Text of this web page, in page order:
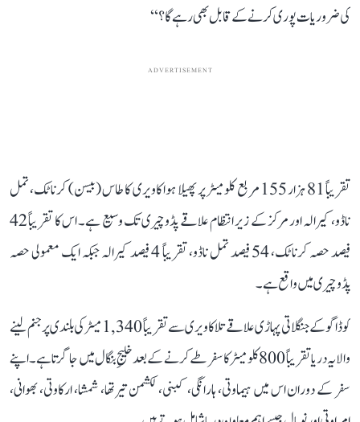
کی ضروریات پوری کرنے کے قابل بھی رہے گا؟‘‘
ADVERTISEMENT
تقریباً 81 ہزار 155 مربع کلومیٹر پر پھیلا ہوا کاویری کا طاس (بیسن) کرناٹک، تمل
ناڈو، کیرالہ اور مرکز کے زیر انتظام علاقے پڈوچیری تک وسیع ہے۔ اس کا تقریباً 42
فیصد حصہ کرناٹک، 54 فیصد تمل ناڈو، تقریباً 4 فیصد کیرالہ جبکہ ایک معمولی حصہ
پڈوچیری میں واقع ہے۔
کوڈاگو کے جنگلاتی پہاڑی علاقے تلاکاویری سے تقریباً 1,340 میٹر کی بلندی پر جنم لینے
والا یہ دریا تقریباً 800 کلومیٹر کا سفر طے کرنے کے بعد خلیجِ بنگال میں جا گرتا ہے۔ اپنے
سفر کے دوران اس میں ہیماوتی، ہارانگی، کبنی، لکشمن تیرتھا، شمشا، ارکاوتی، بھوانی،